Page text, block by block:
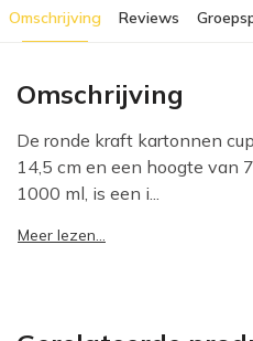
Omschrijving Reviews
Omschrijving
De ronde kraft kartonnen
14,5 cm en een hoogte van
1000 ml, is een i...
Meer lezen...